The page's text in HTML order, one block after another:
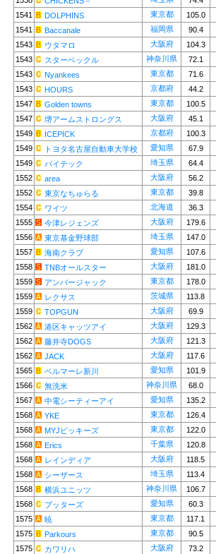
1541
DOLPHINS 東京都
105.0
1541
Baccanale 福岡県
90.4
1543
ウタマロ 大阪府
104.3
1543
スターベックル 神奈川県
72.1
1543
Nyankees 東京都
71.6
1543
HOURS 京都府
44.2
1547
Golden towns 東京都
100.5
1547
堺アームストロングス 大阪府
45.1
1549
ICEPICK 京都府
100.3
1549
トヨタ名古屋自動車大学校 愛知県
67.9
1549
バイテック 埼玉県
64.4
1552
area 大阪府
56.2
1552
東京なちゅらる 東京都
39.8
1554
ワイツ 北海道
36.3
1555
今津レジェンズ 大阪府
179.6
1556
東京基金野球部 埼玉県
147.0
1557
海南クラブ 愛知県
107.6
1558
TNBオールスター 大阪府
181.0
1559
アンバージャック 東京都
178.0
1559
レクサス 茨城県
113.8
1559
TOPGUN 大阪府
69.9
1562
港区キャッツアイ 大阪府
129.3
1562
藤井寺DOGS 大阪府
121.3
1562
JACK 大阪府
117.6
1565
ベルマーレ新川 愛知県
101.9
1566
無洗米 神奈川県
68.0
1567
中電シーティーアイ 愛知県
135.2
1568
YKE 東京都
126.4
1568
MYJビッキーズ 東京都
122.0
1568
Erics 千葉県
120.8
1568
レインディア 大阪府
118.5
1568
シーザース 埼玉県
113.4
1568
横浜ユニッツ 神奈川県
106.7
1568
ブッターズ 愛知県
60.3
1575
暁 東京都
117.1
1575
Parkours 東京都
90.5
1575
カワリハ 大阪府
73.2